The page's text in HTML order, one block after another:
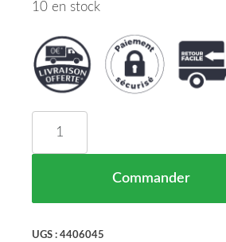
10 en stock
Commander
UGS : 4406045